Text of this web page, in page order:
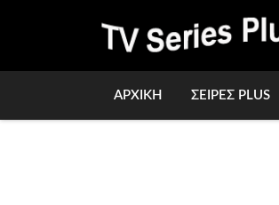
ΑΡΧΙΚΗ ΣΕΙΡΕΣ PLUS